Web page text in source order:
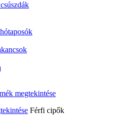
Férfi cipők